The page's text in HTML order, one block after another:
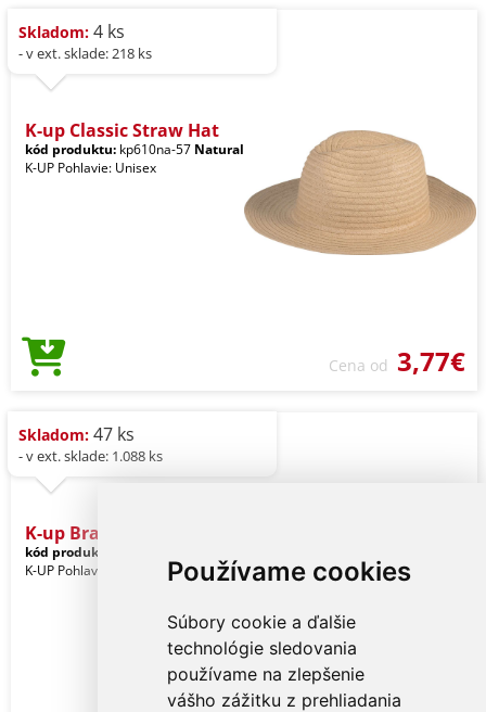
Používame cookies
Súbory cookie a ďalšie
technológie sledovania
používame na zlepšenie
vášho zážitku z prehliadania
Skladom: 4 ks
- v ext. sklade: 218 ks
K-up Classic Straw Hat
kód produktu: kp610na-57 Natural
K-UP Pohlavie: Unisex
Cena od 3,77€
Skladom: 47 ks
- v ext. sklade: 1.088 ks
K-up Braided Panama Hat
kód produktu:
K-UP Pohlavie: Unisex